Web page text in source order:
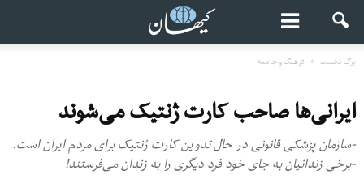
برگ نخست فرهنگ و جامعه
ایرانی‌ها صاحب کارت ژنتیک می‌شوند
-سازمان پزشکی قانونی در حال تدوین کارت ژنتیک برای مردم ایران است.
-برخی زندانیان به جای خود فرد دیگری را به زندان می‌فرستند!